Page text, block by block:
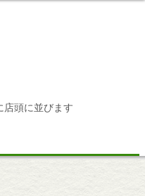
頭に並びます